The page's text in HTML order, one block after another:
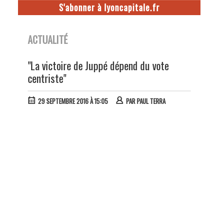
S'abonner à lyoncapitale.fr
ACTUALITÉ
"La victoire de Juppé dépend du vote
centriste"
29 SEPTEMBRE 2016 À 15:05 PARPAUL TERRA